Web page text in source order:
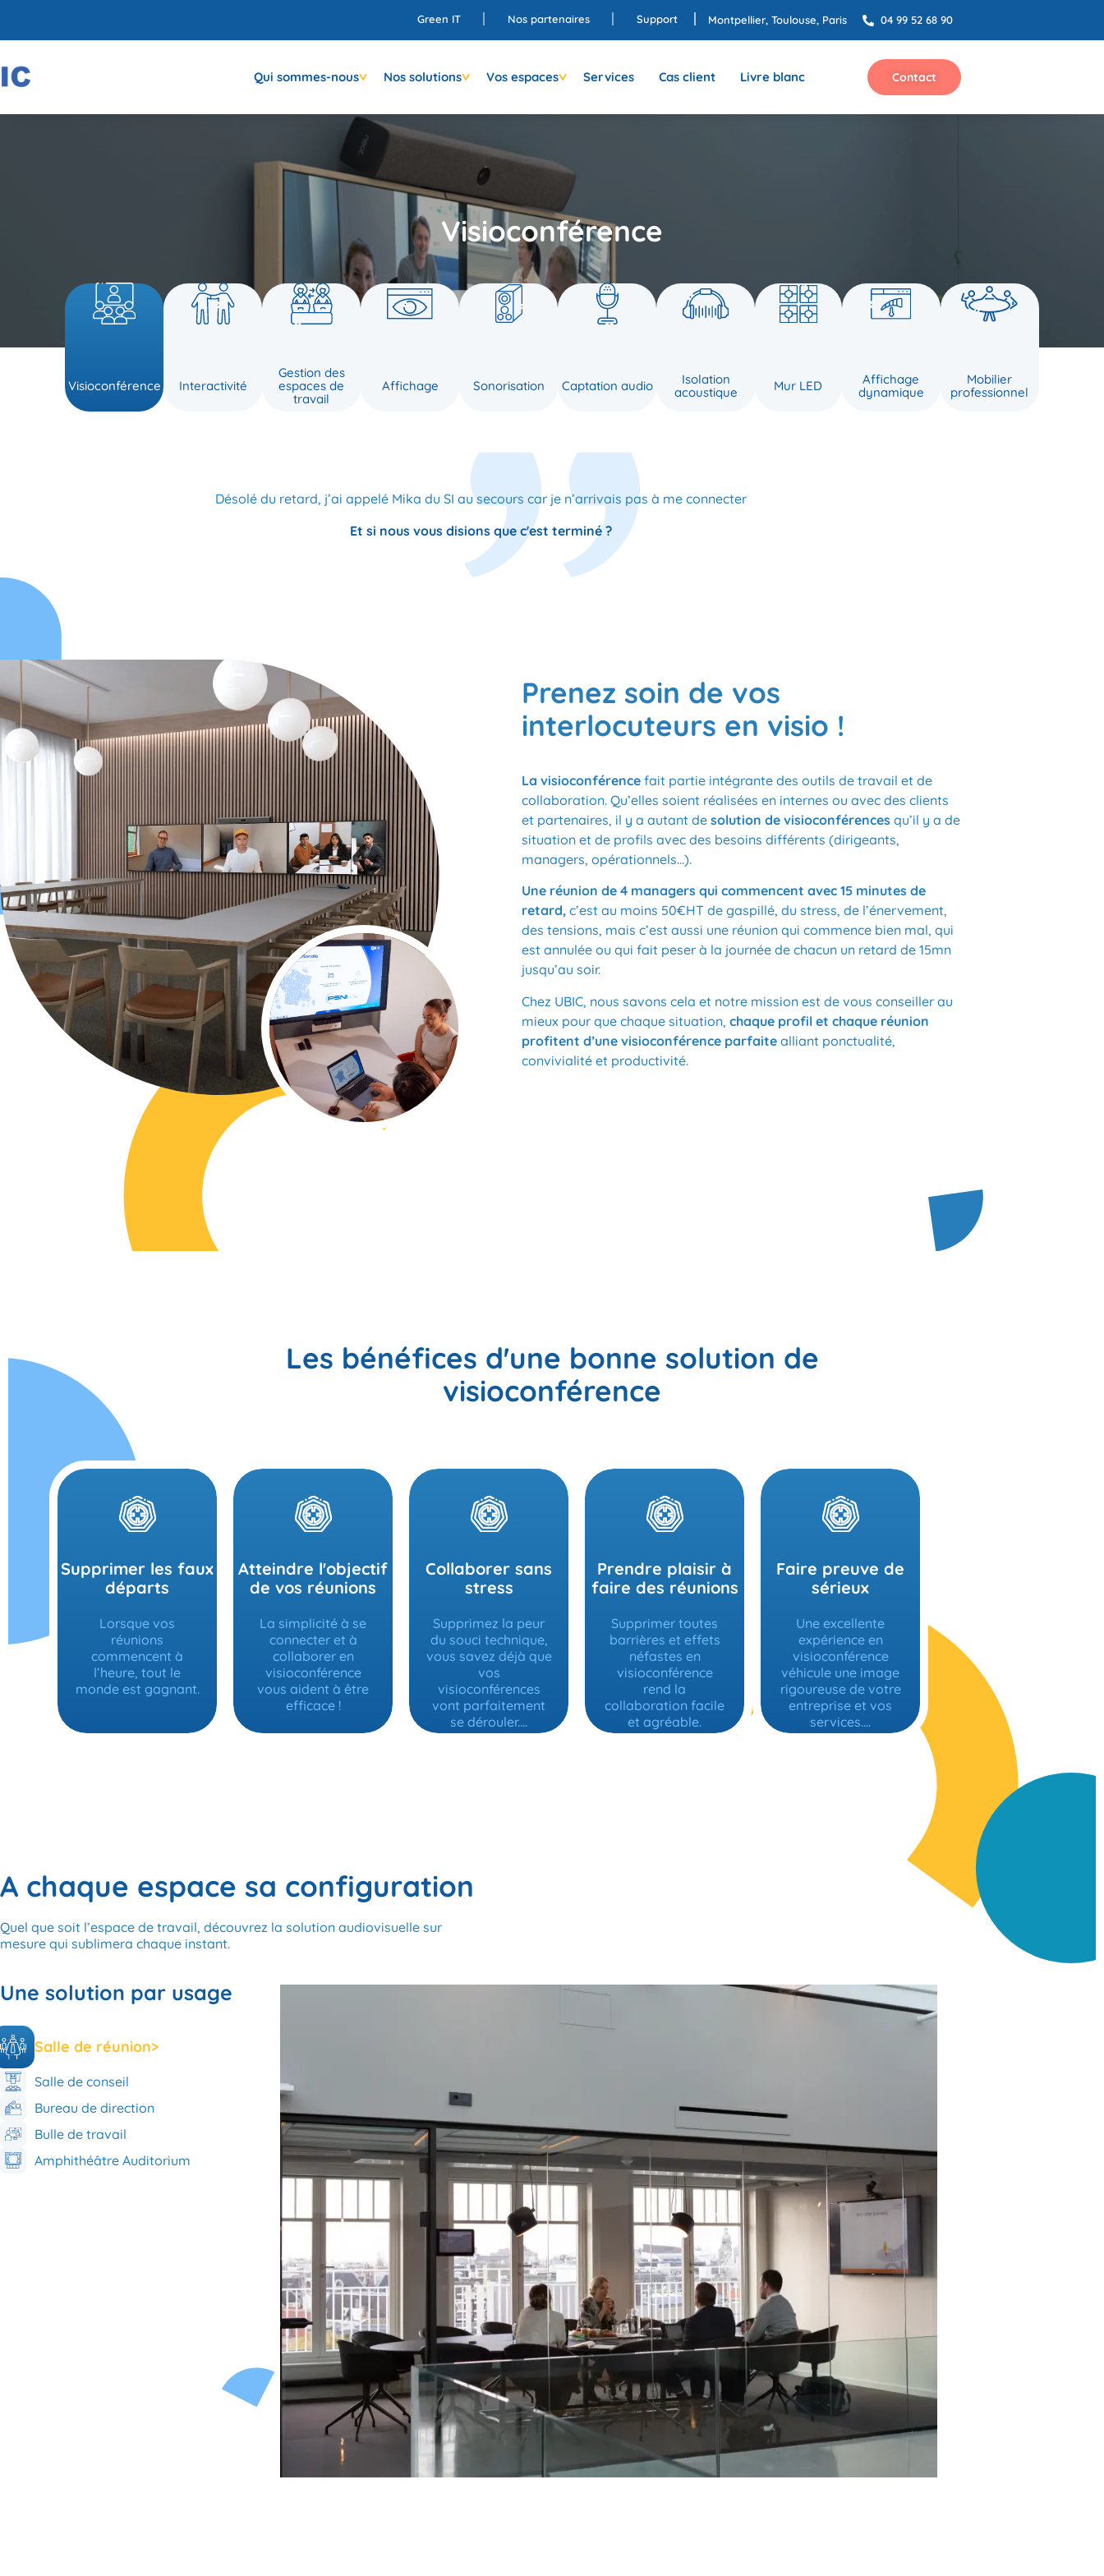
Green IT Nos partenaires Support Montpellier, Toulouse, Paris 04 99 52 68 90
Qui sommes-nous Nos solutions Vos espaces Services Cas client Livre blanc Contact
Visioconférence
Visioconférence Interactivité
Gestion des
espaces de
travail
Affichage Sonorisation Captation audio
Isolation
acoustique
Mur LED
Affichage
dynamique
Mobilier
professionnel
Désolé du retard, j’ai appelé Mika du SI au secours car je n’arrivais pas à me connecter
Et si nous vous disions que c'est terminé ?
Prenez soin de vos
interlocuteurs en visio !
La visioconférence fait partie intégrante des outils de travail et de
collaboration. Qu’elles soient réalisées en internes ou avec des clients
et partenaires, il y a autant de solution de visioconférences qu’il y a de
situation et de profils avec des besoins différents (dirigeants,
managers, opérationnels…).
Une réunion de 4 managers qui commencent avec 15 minutes de
retard, c’est au moins 50€HT de gaspillé, du stress, de l’énervement,
des tensions, mais c’est aussi une réunion qui commence bien mal, qui
est annulée ou qui fait peser à la journée de chacun un retard de 15mn
jusqu’au soir.
Chez UBIC, nous savons cela et notre mission est de vous conseiller au
mieux pour que chaque situation, chaque profil et chaque réunion
profitent d’une visioconférence parfaite alliant ponctualité,
convivialité et productivité.
Les bénéfices d'une bonne solution de
visioconférence
Supprimer les faux
départs
Lorsque vos
réunions
commencent à
l’heure, tout le
monde est gagnant.
Atteindre l'objectif
de vos réunions
La simplicité à se
connecter et à
collaborer en
visioconférence
vous aident à être
efficace !
Collaborer sans
stress
Supprimez la peur
du souci technique,
vous savez déjà que
vos
visioconférences
vont parfaitement
se dérouler....
Prendre plaisir à
faire des réunions
Supprimer toutes
barrières et effets
néfastes en
visioconférence
rend la
collaboration facile
et agréable.
Faire preuve de
sérieux
Une excellente
expérience en
visioconférence
véhicule une image
rigoureuse de votre
entreprise et vos
services....
A chaque espace sa configuration
Quel que soit l’espace de travail, découvrez la solution audiovisuelle sur
mesure qui sublimera chaque instant.
Une solution par usage
Salle de réunion>
Salle de conseil
Bureau de direction
Bulle de travail
Amphithéâtre Auditorium